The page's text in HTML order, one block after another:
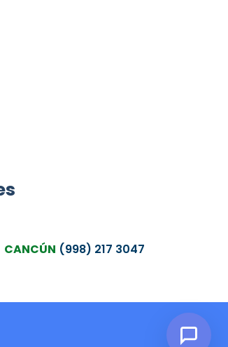
CANCÚN (998) 217 3047